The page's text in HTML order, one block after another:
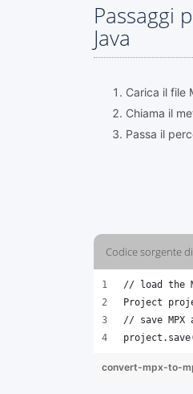
Passaggi
Java
Carica il file
Chiama il
Passa il
Codice sorgente
// load the
Project
// save MPX
convert-mpx-to-